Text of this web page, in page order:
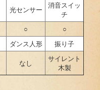
光センサー
消音スイッ
チ
○
○
ダンス人形 振り子
なし
サイレント
木製